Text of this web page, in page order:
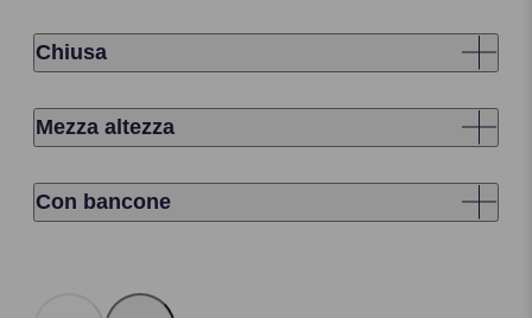
Chiusa
Mezza altezza
Con bancone